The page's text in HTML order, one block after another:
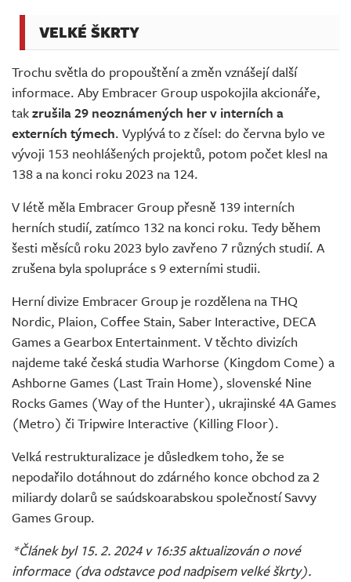
VELKÉ ŠKRTY
Trochu světla do propouštění a změn vznášejí další
informace. Aby Embracer Group uspokojila akcionáře,
takzrušila 29 neoznámených her v interních a
externích týmech. Vyplývá to z čísel: do června bylo ve
vývoji 153 neohlášených projektů, potom počet klesl na
138 a na konci roku 2023 na 124.
V létě měla Embracer Group přesně 139 interních
herních studií, zatímco 132 na konci roku. Tedy během
šesti měsíců roku 2023 bylo zavřeno 7 různých studií. A
zrušena byla spolupráce s 9 externími studii.
Herní divize Embracer Group je rozdělena na THQ
Nordic, Plaion, Coffee Stain, Saber Interactive, DECA
Games a Gearbox Entertainment. V těchto divizích
najdeme také česká studia Warhorse (Kingdom Come) a
Ashborne Games (Last Train Home), slovenské Nine
Rocks Games (Way of the Hunter), ukrajinské 4A Games
(Metro) či Tripwire Interactive (Killing Floor).
Velká restrukturalizace je důsledkem toho, že se
nepodařilo dotáhnout do zdárného konce obchod za 2
miliardy dolarů se saúdskoarabskou společností Savvy
Games Group.
*Článek byl 15. 2. 2024 v 16:35 aktualizován o nové
informace (dva odstavce pod nadpisem velké škrty).